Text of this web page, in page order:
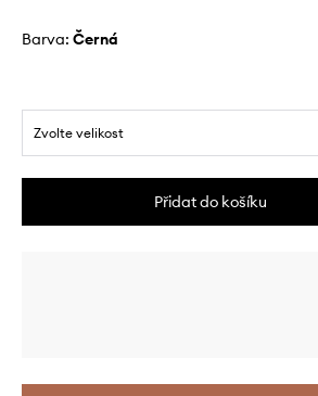
Barva: černá
Zvolte velikost
Přidat do košíku